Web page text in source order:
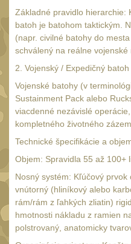
Mechanická mířidla 30
Dvojnožky
Dvojnožky na hlaveň2
Dvojnožky pro
25
Dvojnožky pro M-LOK
Dvojnožky pro
2
Dvojnožky na otočný
čep15
Popruhy a poutka
Príslušenstvo 18
OPTIKY(146)
Základné pravidlo hierarchie:
batoh je batohom taktickým.
(napr. civilné batohy do
schválený na reálne vojenské
2. Vojenský / Expedičný
Vojenské batohy (v
Sustainment Pack alebo
viacdenné nezávislé
kompletného životného
Technické špecifikácie a
Objem: Spravidla 55 až 100+
Nosný systém: Kľúčový
vnútorný (hliníkový alebo
rám/rám z ľahkých zliatin)
hmotnosti nákladu z ramien
polstrovaný, anatomicky